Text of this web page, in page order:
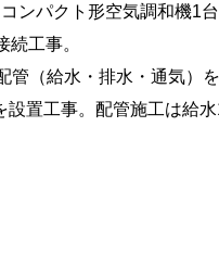
ンパクト形空気調和機1
工事。
（給水・排水・通気）を
置工事。配管施工は給